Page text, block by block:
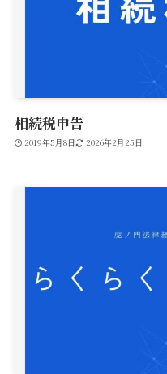
相続税申告
2019年5月8日 2026年2月25日